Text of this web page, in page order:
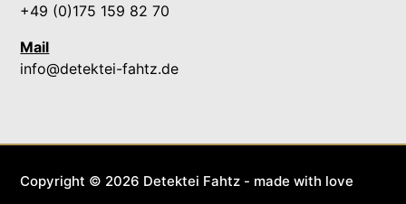
+49 (0)175 159 82 70
Mail
info@detektei-fahtz.de
Copyright © 2026 Detektei Fahtz - made with love